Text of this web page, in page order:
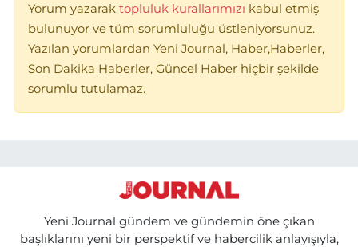
Yorum yazarak topluluk kurallarımızı kabul etmiş
bulunuyor ve tüm sorumluluğu üstleniyorsunuz.
Yazılan yorumlardan Yeni Journal, Haber,Haberler,
Son Dakika Haberler, Güncel Haber hiçbir şekilde
sorumlu tutulamaz.
Yeni Journal gündem ve gündemin öne çıkan
başlıklarını yeni bir perspektif ve habercilik anlayışıyla,